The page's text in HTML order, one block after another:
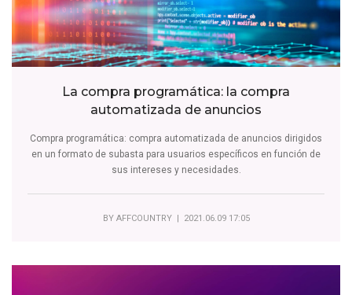
La compra programática: la compra
automatizada de anuncios
Compra programática: compra automatizada de anuncios dirigidos
en un formato de subasta para usuarios específicos en función de
sus intereses y necesidades.
BY AFFCOUNTRY| 2021.06.09 17:05